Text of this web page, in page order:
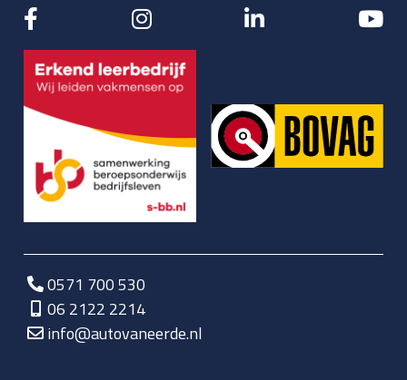
0571 700 530
06 2122 2214
info@autovaneerde.nl